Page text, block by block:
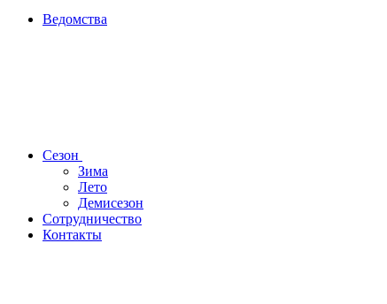
Ведомства
Сезон
Зима
Лето
Демисезон
Сотрудничество
Контакты